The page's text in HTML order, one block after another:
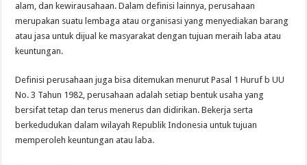
alam, dan kewirausahaan. Dalam definisi lainnya, perusahaan
merupakan suatu lembaga atau organisasi yang menyediakan barang
atau jasa untuk dijual ke masyarakat dengan tujuan meraih laba atau
keuntungan.
Definisi perusahaan juga bisa ditemukan menurut Pasal 1 Huruf b UU
No. 3 Tahun 1982, perusahaan adalah setiap bentuk usaha yang
bersifat tetap dan terus menerus dan didirikan. Bekerja serta
berkedudukan dalam wilayah Republik Indonesia untuk tujuan
memperoleh keuntungan atau laba.